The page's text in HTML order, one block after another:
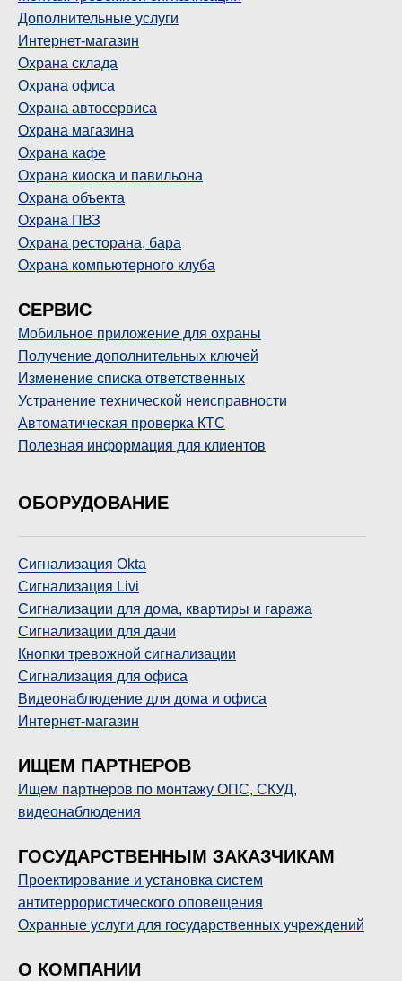
Дополнительные услуги
Интернет-магазин
Охрана склада
Охрана офиса
Охрана автосервиса
Охрана магазина
Охрана кафе
Охрана киоска и павильона
Охрана объекта
Охрана ПВЗ
Охрана ресторана, бара
Охрана компьютерного клуба
СЕРВИС
Мобильное приложение для охраны
Получение дополнительных ключей
Изменение списка ответственных
Устранение технической неисправности
Автоматическая проверка КТС
Полезная информация для клиентов
ОБОРУДОВАНИЕ
Сигнализация Okta
Сигнализация Livi
Сигнализации для дома, квартиры и гаража
Сигнализации для дачи
Кнопки тревожной сигнализации
Сигнализация для офиса
Видеонаблюдение для дома и офиса
Интернет-магазин
ИЩЕМ ПАРТНЕРОВ
Ищем партнеров по монтажу ОПС, СКУД,
видеонаблюдения
ГОСУДАРСТВЕННЫМ ЗАКАЗЧИКАМ
П роектирование и установка систем
антитеррористического оповещения
Охранные услуги для государственных учреждений
О КОМПАНИИ